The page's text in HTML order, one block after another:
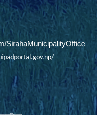
SirahaMunicipalityOffice